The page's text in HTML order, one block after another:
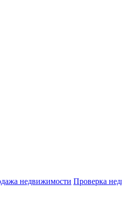
недвижимости Проверка